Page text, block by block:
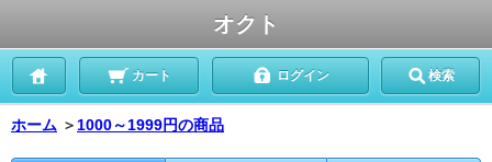
オクト
カート ログイン 検索
ホーム ＞ 1000～1999円の商品